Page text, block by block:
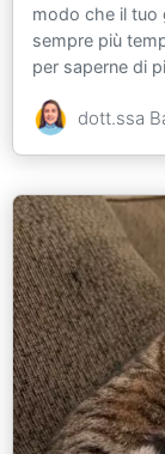
modo che il tuo
sempre più
per saperne di
dott.ssa